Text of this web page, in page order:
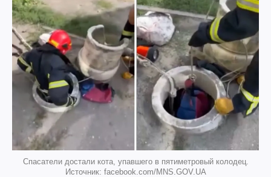
Спасатели достали кота, упавшего в пятиметровый колодец.
Источник: facebook.com/MNS.GOV.UA